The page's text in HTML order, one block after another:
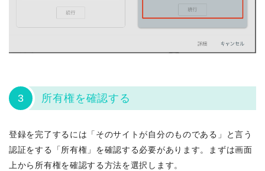
3 所有権を確認する
登録を完了するには「そのサイトが自分のものである」と言う
認証をする「所有権」を確認する必要があります。まずは画面
上から所有権を確認する方法を選択します。